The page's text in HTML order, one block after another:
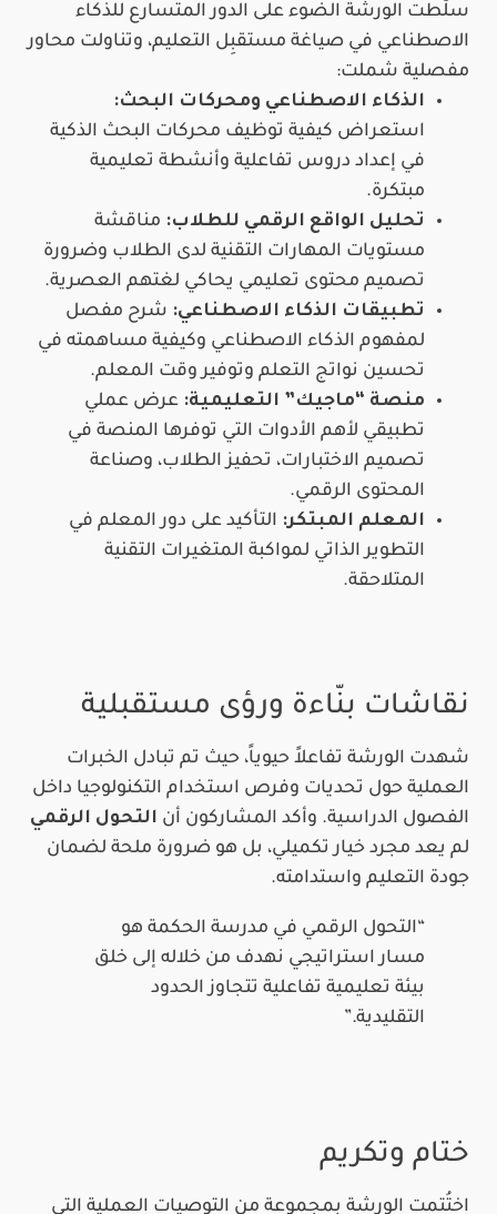
سلّطت الورشة الضوء على الدور المتسارع للذكاء
الاصطناعي في صياغة مستقبِل التعليم، وتناولت محاور
مفصلية شملت:
الذكاء الاصطناعي ومحركات البحث:
استعراض كيفية توظيف محركات البحث الذكية
في إعداد دروس تفاعلية وأنشطة تعليمية
مبتكرة.
تحليل الواقع الرقمي للطلاب: مناقشة
مستويات المهارات التقنية لدى الطلاب وضرورة
تصميم محتوى تعليمي يحاكي لغتهم العصرية.
تطبيقات الذكاء الاصطناعي: شرح مفصل
لمفهوم الذكاء الاصطناعي وكيفية مساهمته في
تحسين نواتج التعلم وتوفير وقت المعلم.
منصة “ماجيك” التعليمية: عرض عملي
تطبيقي لأهم الأدوات التي توفرها المنصة في
تصميم الاختبارات، تحفيز الطلاب، وصناعة
المحتوى الرقمي.
المعلم المبتكر: التأكيد على دور المعلم في
التطوير الذاتي لمواكبة المتغيرات التقنية
المتلاحقة.
نقاشات بنّاءة ورؤى مستقبلية
شهدت الورشة تفاعلاً حيوياً، حيث تم تبادل الخبرات
العملية حول تحديات وفرص استخدام التكنولوجيا داخل
الفصول الدراسية. وأكد المشاركون أن التحول الرقمي
لم يعد مجرد خيار تكميلي، بل هو ضرورة ملحة لضمان
جودة التعليم واستدامته.
“التحول الرقمي في مدرسة الحكمة هو
مسار استراتيجي نهدف من خلاله إلى خلق
بيئة تعليمية تفاعلية تتجاوز الحدود
التقليدية.”
ختام وتكريم
اختُتمت الورشة بمجموعة من التوصيات العملية التي